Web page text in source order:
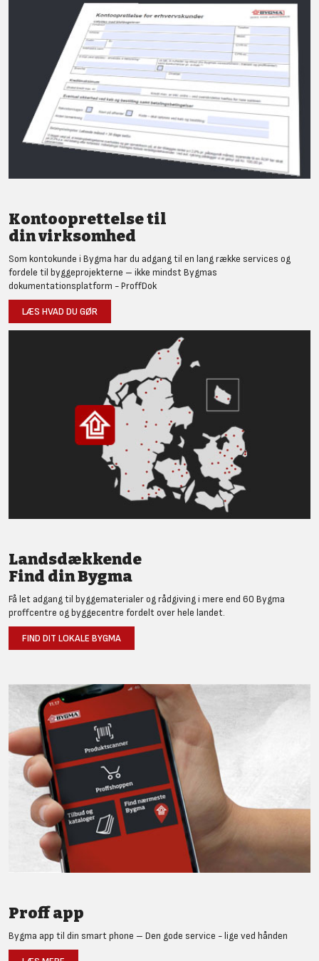
Kontooprettelse til
din virksomhed
Som kontokunde i Bygma har du adgang til en lang række services og
fordele til byggeprojekterne – ikke mindst Bygmas
dokumentationsplatform - ProffDok
LÆS HVAD DU GØR
Landsdækkende
Find din Bygma
Få let adgang til byggematerialer og rådgiving i mere end 60 Bygma
proffcentre og byggecentre fordelt over hele landet.
FIND DIT LOKALE BYGMA
Proff app
Bygma app til din smart phone – Den gode service - lige ved hånden